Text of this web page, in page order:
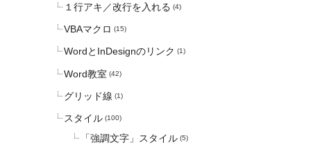
１行アキ／改行を入れる (4)
VBAマクロ (15)
WordとInDesignのリンク (1)
Word教室 (42)
グリッド線 (1)
スタイル (100)
「強調文字」スタイル (5)